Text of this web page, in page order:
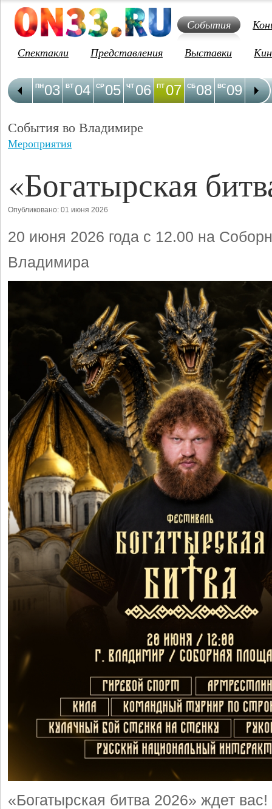
События
Спектакли
Представления Выставки
03
ПН 04
ВТ 05
СР 06
ЧТ 07
ПТ 08
СБ 09
ВС 10
ПН
События во Владимире
Мероприятия
«Богатырская
Опубликовано: 01 июня 2026
20 июня 2026 года с 12.00 на
Владимира
«Богатырская битва 2026» ждет вас!